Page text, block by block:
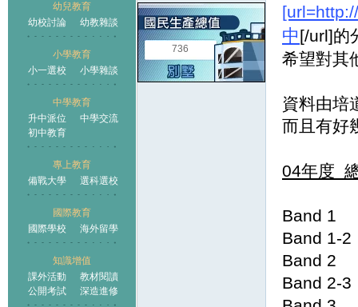
幼兒教育
幼校討論
幼教雜談
小學教育
小一選校
小學雜談
中學教育
升中派位
中學交流
初中教育
專上教育
備戰大學
選科選校
國際教育
國際學校
海外留學
知識增值
課外活動
教材閱讀
公開考試
深造進修
王國
736
中[/url]的
希望對其
資料由培
而且有好
04年度
Band
Band
Band
Band